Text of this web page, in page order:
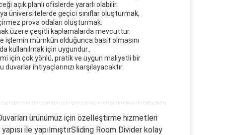
açık planlı ofislerde yararlı olabilir.
üniversitelerde geçici sınıflar oluşturmak,
prova odaları oluşturmak.
üzere çeşitli kaplamalarda mevcuttur.
işlemin mümkün olduğunca basit olmasını
kullanılmak için uygundur..
için çok yönlü, pratik ve uygun maliyetli bir
ihtiyaçlarınızı karşılayacaktır.
ürünümüz için özelleştirme hizmetleri
ile yapılmıştırSliding Room Divider kolay